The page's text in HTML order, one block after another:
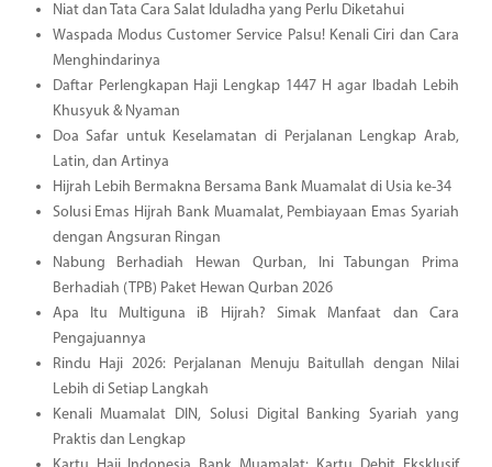
Niat dan Tata Cara Salat Iduladha yang Perlu Diketahui
Waspada Modus Customer Service Palsu! Kenali Ciri dan Cara
Menghindarinya
Daftar Perlengkapan Haji Lengkap 1447 H agar Ibadah Lebih
Khusyuk & Nyaman
Doa Safar untuk Keselamatan di Perjalanan Lengkap Arab,
Latin, dan Artinya
Hijrah Lebih Bermakna Bersama Bank Muamalat di Usia ke-34
Solusi Emas Hijrah Bank Muamalat, Pembiayaan Emas Syariah
dengan Angsuran Ringan
Nabung Berhadiah Hewan Qurban, Ini Tabungan Prima
Berhadiah (TPB) Paket Hewan Qurban 2026
Apa Itu Multiguna iB Hijrah? Simak Manfaat dan Cara
Pengajuannya
Rindu Haji 2026: Perjalanan Menuju Baitullah dengan Nilai
Lebih di Setiap Langkah
Kenali Muamalat DIN, Solusi Digital Banking Syariah yang
Praktis dan Lengkap